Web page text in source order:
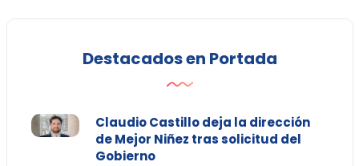
Destacados en Portada
Claudio Castillo deja la dirección
de Mejor Niñez tras solicitud del
Gobierno